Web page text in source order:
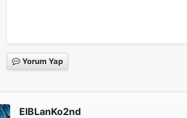
Yorum Yap
ElBLanKo2nd